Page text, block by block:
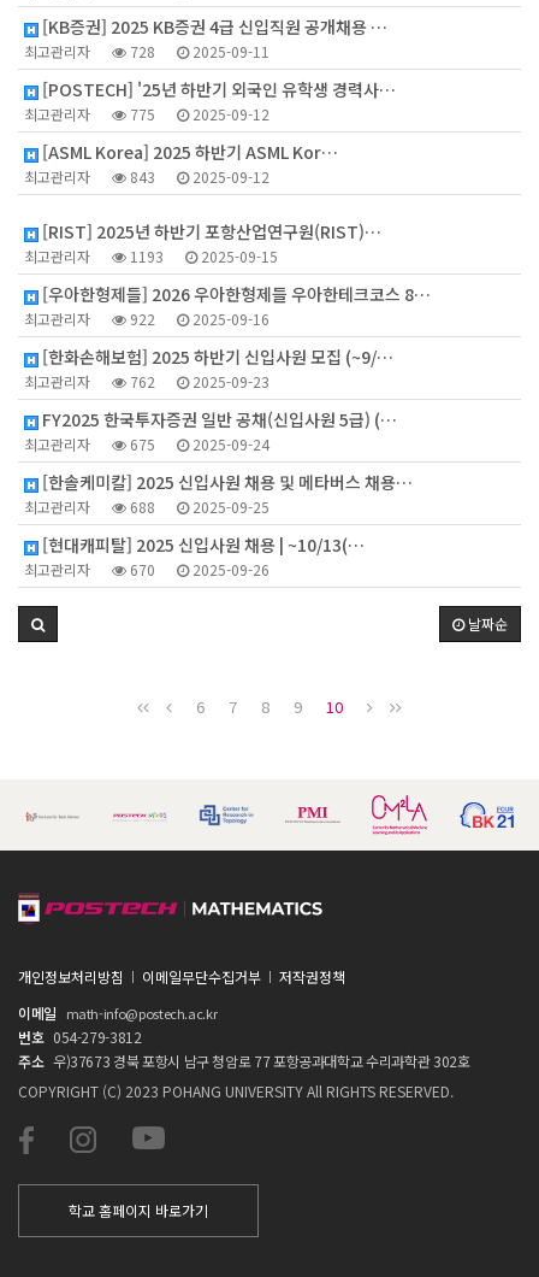
[KB증권] 2025 KB증권 4급 신입직원 공개채용 …
최고관리자 728 2025-09-11
[POSTECH] '25년 하반기 외국인 유학생 경력사…
최고관리자 775 2025-09-12
[ASML Korea] 2025 하반기 ASML Kor…
최고관리자 843
2025-09-12
[RIST] 2025년 하반기 포항산업연구원(RIST)…
최고관리자 1193 2025-09-15
[우아한형제들] 2026 우아한형제들 우아한테크코스 8…
최고관리자 922 2025-09-16
[한화손해보험] 2025 하반기 신입사원 모집 (~9/…
최고관리자 762 2025-09-23
FY2025 한국투자증권 일반 공채(신입사원 5급) (…
최고관리자 675 2025-09-24
[한솔케미칼] 2025 신입사원 채용 및 메타버스 채용…
최고관리자 688 2025-09-25
[현대캐피탈] 2025 신입사원 채용 | ~10/13(…
최고관리자 670 2025-09-26
날짜순
6 7 8 9 10
개인정보처리방침 이메일무단수집거부
저작권정책
이메일
math-info@postech.ac.kr
번호 054-279-3812
주소 우)37673 경북 포항시 남구 청암로 77 포항공과대학교 수리과학관 302호
COPYRIGHT (C) 2023 POHANG UNIVERSITY All RIGHTS RESERVED.
학교 홈페이지 바로가기